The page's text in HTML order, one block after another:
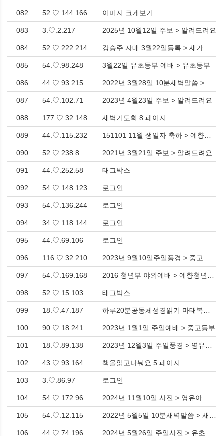
082 52.♡.144.166 이미지 크게보기
083 3.♡.2.217 2025년 10월12일 주보 > 알려드려요
084 52.♡.222.214
085 54.♡.98.248 3월22일 유초등부 예배 > 유초등부
086 44.♡.93.215
087 54.♡.102.71 2023년 4월23일 주보 > 알려드려요
088 177.♡.32.148 새벽기도회 8 페이지
089 44.♡.115.232
090 52.♡.238.8 2021년 3월21일 주보 > 알려드려요
091 44.♡.252.58 태그박스
092 54.♡.148.123 로그인
093 54.♡.136.244 로그인
094 34.♡.118.144 로그인
095 44.♡.69.106 로그인
096 116.♡.32.210
097 54.♡.169.168
098 52.♡.15.103 태그박스
099 18.♡.47.187
100 90.♡.18.241 2023년 1월1일 주일예배 > 중고등부
101 18.♡.89.138
102 43.♡.93.164 책을읽고나눠요 5 페이지
103 3.♡.86.97 로그인
104 54.♡.172.96
105 54.♡.12.115
106 44.♡.74.196